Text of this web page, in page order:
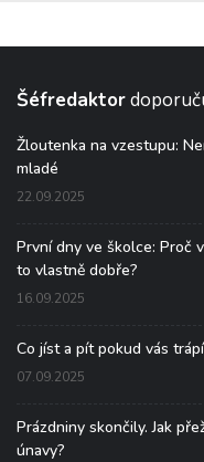
Šéfredaktor
Žloutenka na vzestupu:
mladé
22.09.2025
První dny ve školce: Proč
to vlastně dobře?
16.09.2025
Co jíst a pít pokud vás
07.09.2025
Prázdniny skončily. Jak
únavy?